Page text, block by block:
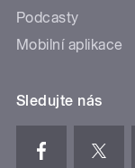
Podcasty
Mobilní aplikace
Sledujte nás